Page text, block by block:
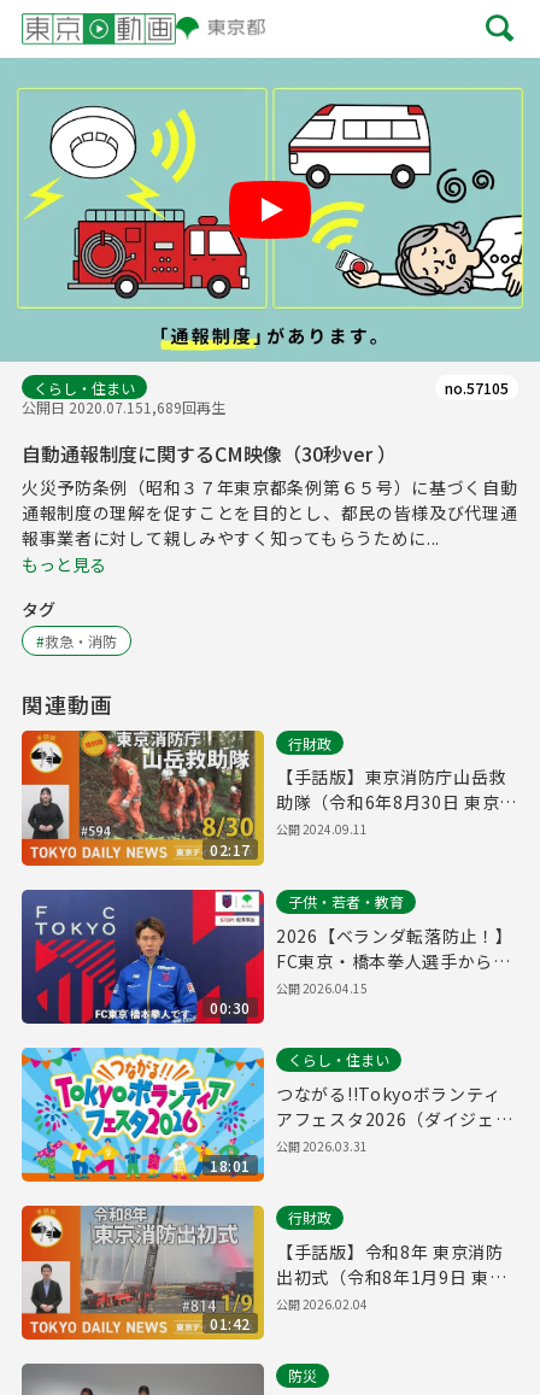
Play
くらし・住まい
公開日 2020.07.151,689回再生
no.57105
自動通報制度に関するCM映像（30秒ver ）
火災予防条例（昭和３７年東京都条例第６５号）に基づく自動
通報制度の理解を促すことを目的とし、都民の皆様及び代理通
報事業者に対して親しみやすく知ってもらうために...
もっと見る
タグ
#救急・消防
関連動画
02:17
行財政
【手話版】東京消防庁山岳救
助隊（令和6年8月30日 東京デ
イリーニュース特別版）
公開2024.09.11
00:30
子供・若者・教育
2026【ベランダ転落防止！】
FC東京・橋本拳人選手からの
メッセージ
公開2026.04.15
18:01
くらし・住まい
つながる!!Tokyoボランティ
アフェスタ2026（ダイジェス
ト版）
公開2026.03.31
01:42
行財政
【手話版】令和8年 東京消防
出初式（令和8年1月9日 東京
デイリーニュース No.814）
公開2026.02.04
防災